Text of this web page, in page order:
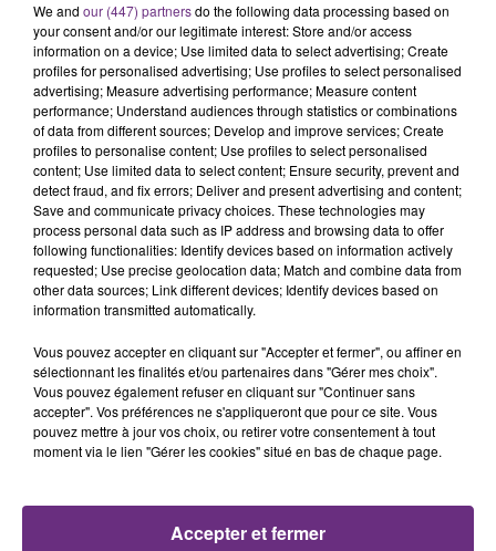
5 août 2026
UN FEU DE REMORQUE BLOQUE LA
CIRCULATION DANS LES ARDENNES
Un feu de remorque s'est déclaré ce mercredi en
fin de matinée sur l'A34.
5 août 2026
VENEZ FÊTER CE WEEK-END
L'ANNIVERSAIRE DE WOINIC
Ce samedi 8 août sera un grand jour :
l'anniversaire du plus gros sanglier du monde.
Une fête est donc organisée et vous êtes tous
TITRES DIFFUSÉS
8h10
8h10
We and our (447) partnersdo the following data processing based on
your consent and/or our legitimate interest: Store and/or access
information on a device; Use limited data to select advertising; Create
profiles for personalised advertising; Use profiles to select personalised
advertising; Measure advertising performance; Measure content
performance; Understand audiences through statistics or combinations
of data from different sources; Develop and improve services; Create
profiles to personalise content; Use profiles to select personalised
content; Use limited data to select content; Ensure security, prevent and
detect fraud, and fix errors; Deliver and present advertising and content;
Save and communicate privacy choices. These technologies may
process personal data such as IP address and browsing data to offer
following functionalities: Identify devices based on information actively
requested; Use precise geolocation data; Match and combine data from
other data sources; Link different devices; Identify devices based on
information transmitted automatically.
Vous pouvez accepter en cliquant sur "Accepter et fermer", ou affiner en
sélectionnant les finalités et/ou partenaires dans "Gérer mes choix".
Vous pouvez également refuser en cliquant sur "Continuer sans
accepter". Vos préférences ne s'appliqueront que pour ce site. Vous
pouvez mettre à jour vos choix, ou retirer votre consentement à tout
moment via le lien "Gérer les cookies" situé en bas de chaque page.
Accepter et fermer